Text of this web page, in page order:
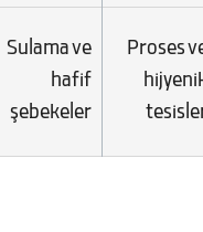
Sulama ve
hafif
şebekeler
Proses